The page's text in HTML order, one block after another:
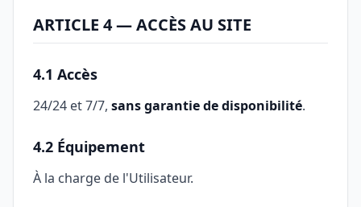
ARTICLE 4 — ACCÈS AU SITE
4.1 Accès
24/24 et 7/7, sans garantie de disponibilité.
4.2 Équipement
À la charge de l'Utilisateur.